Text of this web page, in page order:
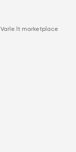
Varle.lt marketplace